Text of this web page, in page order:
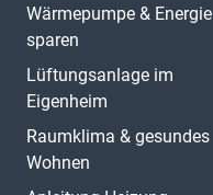
Wärmepumpe & Energie
sparen
Lüftungsanlage im
Eigenheim
Raumklima & gesundes
Wohnen